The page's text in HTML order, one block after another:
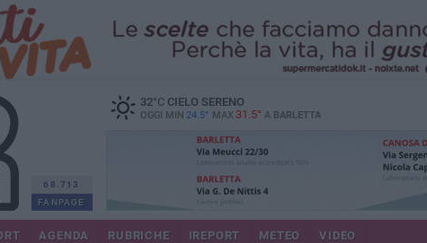
68.713
FANPAGE
32°CCIELO SERENO
OGGI MIN 24.5° MAX 31.5° A BARLETTA
AGENDA RUBRICHE IREPORT METEO VIDEO